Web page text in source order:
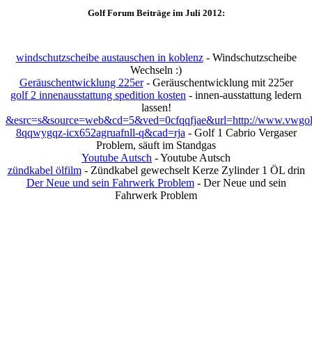
Golf Forum Beiträge im Juli 2012:
windschutzscheibe austauschen in koblenz- Windschutzscheibe
Wechseln :)
Geräuschentwicklung 225er- Geräuschentwicklung mit 225er
golf 2 innenausstattung spedition kosten - innen-ausstattung ledern
lassen!
&esrc=s&source=web&cd=5&ved=0cfqqfjae&url=http://
8qqwygqz-icx652agruafnll-q&cad=rja - Golf 1 Cabrio Vergaser
Problem, säuft im Standgas
Youtube Autsch - Youtube Autsch
zündkabel ölfilm- Zündkabel gewechselt Kerze Zylinder 1 ÖL drin
Der Neue und sein Fahrwerk Problem- Der Neue und sein
Fahrwerk Problem